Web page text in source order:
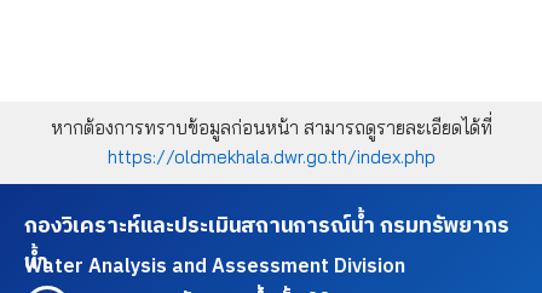
หากต้องการทราบข้อมูลก่อนหน้า สามารถดูรายละเอียดได้ที่
https://oldmekhala.dwr.go.th/index.php
กองวิเคราะห์และประเมินสถานการณ์น้ำ กรมทรัพยากร
น้ำ
Water Analysis and Assessment Division